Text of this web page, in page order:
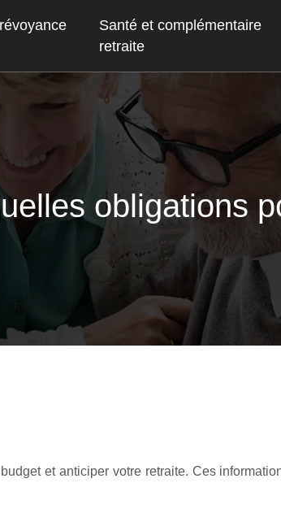
Santé et complémentaire
retraite
obligations
et anticiper votre retraite. Ces